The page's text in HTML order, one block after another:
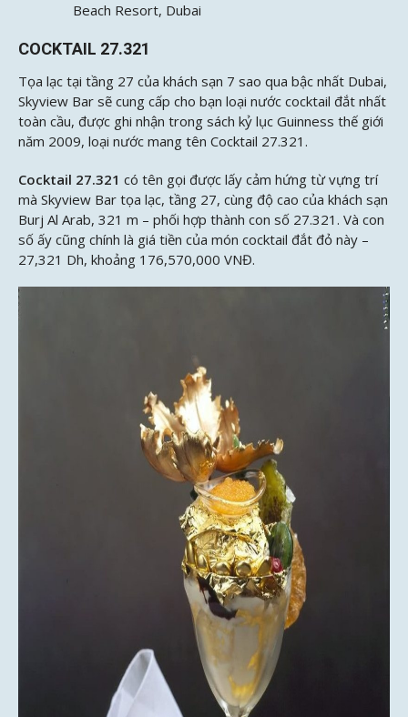
Beach Resort, Dubai
COCKTAIL 27.321
Tọa lạc tại tầng 27 của khách sạn 7 sao qua bậc nhất Dubai,
Skyview Bar sẽ cung cấp cho bạn loại nước cocktail đắt nhất
toàn cầu, được ghi nhận trong sách kỷ lục Guinness thế giới
năm 2009, loại nước mang tên Cocktail 27.321.
Cocktail 27.321 có tên gọi được lấy cảm hứng từ vựng trí
mà Skyview Bar tọa lạc, tầng 27, cùng độ cao của khách sạn
Burj Al Arab, 321 m – phối hợp thành con số 27.321. Và con
số ấy cũng chính là giá tiền của món cocktail đắt đỏ này –
27,321 Dh, khoảng 176,570,000 VNĐ.